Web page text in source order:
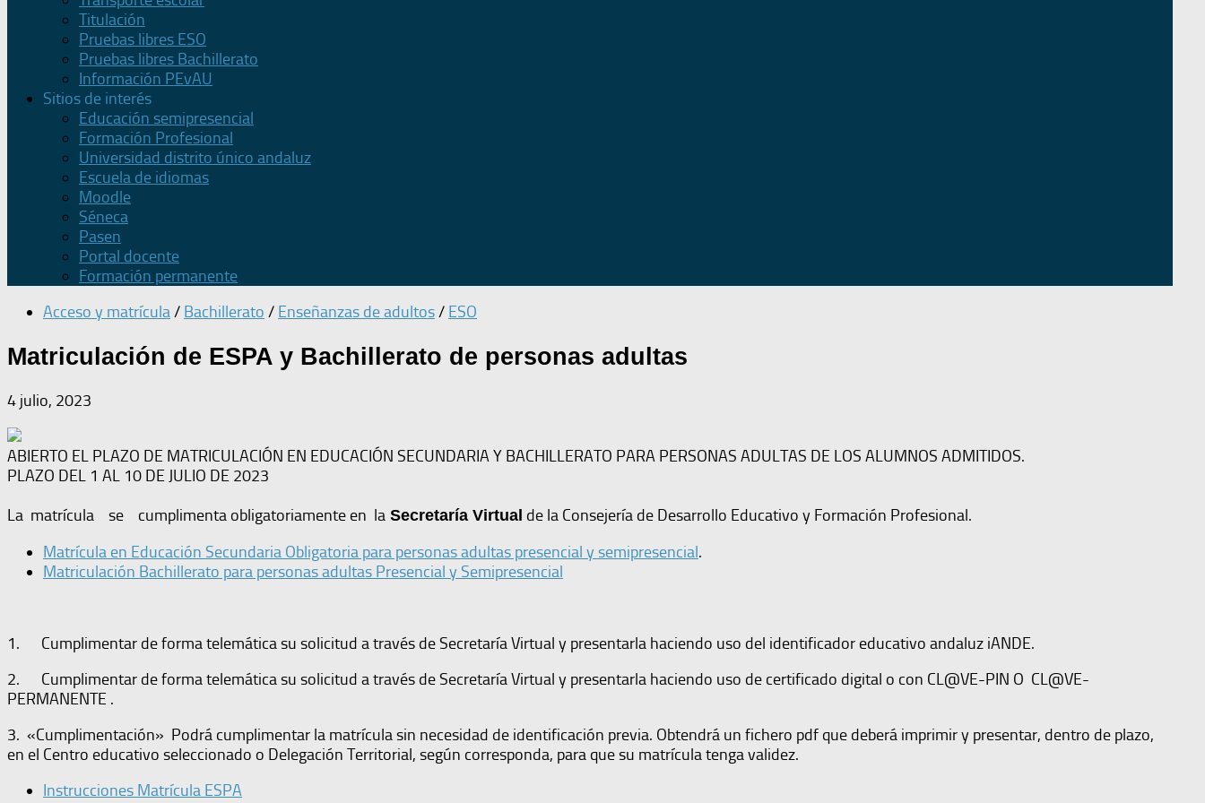
Titulación
Pruebas libres ESO
Pruebas libres Bachillerato
Información PEvAU
Sitios de interés
Educación semipresencial
Formación Profesional
Universidad distrito único andaluz
Escuela de idiomas
Moodle
Séneca
Pasen
Portal docente
Formación permanente
Acceso y matrícula/ Bachillerato / Enseñanzas de adultos/ ESO
Matriculación de ESPA y Bachillerato de personas adultas
4 julio, 2023
ABIERTO EL PLAZO DE MATRICULACIÓN EN EDUCACIÓN SECUNDARIA Y BACHILLERATO PARA PERSONAS ADULTAS DE LOS ALUMNOS ADMITIDOS.
PLAZO DEL 1 AL 10 DE JULIO DE 2023
La matrícula se cumplimenta obligatoriamente en la Secretaría Virtual de la Consejería de Desarrollo Educativo y Formación Profesional.
Matrícula en Educación Secundaria Obligatoria para personas adultas presencial y semipresencial.
Matriculación Bachillerato para personas adultas Presencial y Semipresencial
1. Cumplimentar de forma telemática su solicitud a través de Secretaría Virtual y presentarla haciendo uso del identificador educativo andaluz iANDE.
2. Cumplimentar de forma telemática su solicitud a través de Secretaría Virtual y presentarla haciendo uso de certificado digital o con CL@VE-PIN O CL@VE-
PERMANENTE .
3. «Cumplimentación» Podrá cumplimentar la matrícula sin necesidad de identificación previa. Obtendrá un fichero pdf que deberá imprimir y presentar, dentro de plazo,
en el Centro educativo seleccionado o Delegación Territorial, según corresponda, para que su matrícula tenga validez.
Instrucciones Matrícula ESPA